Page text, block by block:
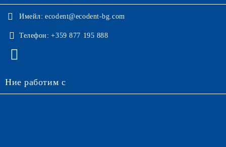
Имейл: ecodent@ecodent-bg.com
Телефон: +359 877 195 888
Ние работим с